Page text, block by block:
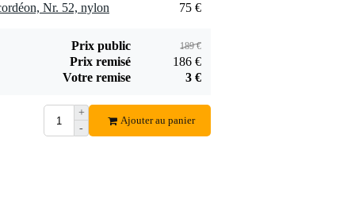
Nr. 52, nylon
75 €
Prix public 189 €
Prix remisé
186 €
Votre remise
3 €
+
-
Ajouter au panier